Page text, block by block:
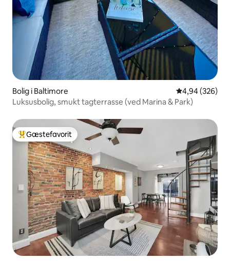
Bolig i Baltimore 4,94 ud af 5 i
4,94 (326)
Luksusbolig, smukt tagterrasse (ved Marina & Park)
Bedste gæstefavorit
Gæstefavorit